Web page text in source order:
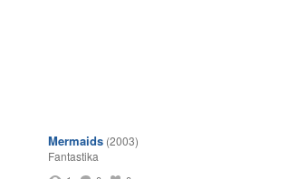
Mermaids (2003)
Fantastika